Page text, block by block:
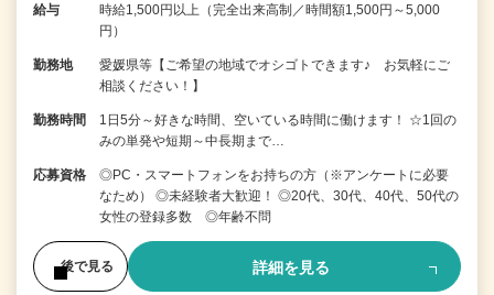
給与
時給1,500円以上（完全出来高制／時間額1,500円～5,000
円）
勤務地
愛媛県等【ご希望の地域でオシゴトできます♪ お気軽にご
相談ください！】
勤務時間
1日5分～好きな時間、空いている時間に働けます！ ☆1回の
みの単発や短期～中長期まで…
応募資格
◎PC・スマートフォンをお持ちの方（※アンケートに必要
なため） ◎未経験者大歓迎！ ◎20代、30代、40代、50代の
女性の登録多数 ◎年齢不問
後で見る 詳細を見る